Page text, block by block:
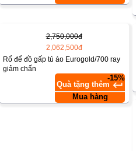
2,750,000đ
2,062,500đ
Rổ để đồ gấp tủ áo Eurogold/700 ray
giảm chấn
-15%
Quà tặng thêm keyboard_return
Mua hàng